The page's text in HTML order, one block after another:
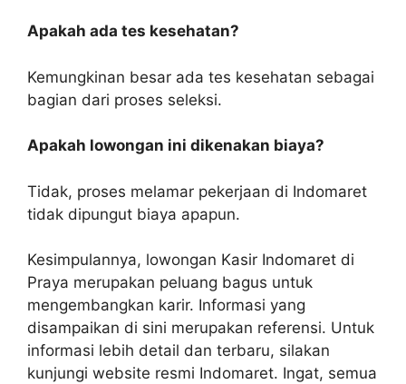
Apakah ada tes kesehatan?
Kemungkinan besar ada tes kesehatan sebagai
bagian dari proses seleksi.
Apakah lowongan ini dikenakan biaya?
Tidak, proses melamar pekerjaan di Indomaret
tidak dipungut biaya apapun.
Kesimpulannya, lowongan Kasir Indomaret di
Praya merupakan peluang bagus untuk
mengembangkan karir. Informasi yang
disampaikan di sini merupakan referensi. Untuk
informasi lebih detail dan terbaru, silakan
kunjungi website resmi Indomaret. Ingat, semua